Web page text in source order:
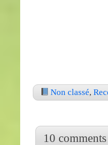
Non classé,
10 comments